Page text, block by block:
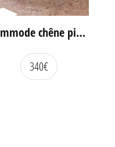
Commode chêne pieds compas vintage
340€